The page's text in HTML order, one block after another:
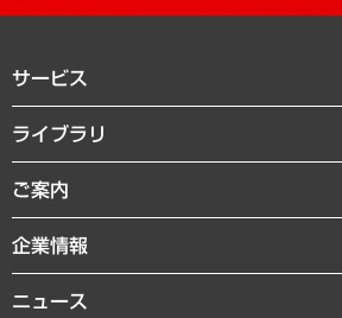
サービス
経営戦略
組織・人事戦略
デジタルイノベーション
共生・ダイバーシティ
ライブラリ
経済調査
レポート
コラム
ご案内
セミナー・イベント情報
MUFGビジネスセミナー
受託案件情報
企業情報
私たちの想い
ニュース